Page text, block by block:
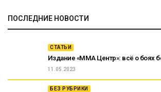
ПОСЛЕДНИЕ НОВОСТИ
СТАТЬИ
Издание «ММА Центр»: всё о боях
11.05.2023
БЕЗ РУБРИКИ